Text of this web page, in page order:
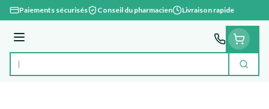
Aller au contenu
Paiements sécurisés Conseil du pharmacien Livraison rapide
Menu
Rechercher